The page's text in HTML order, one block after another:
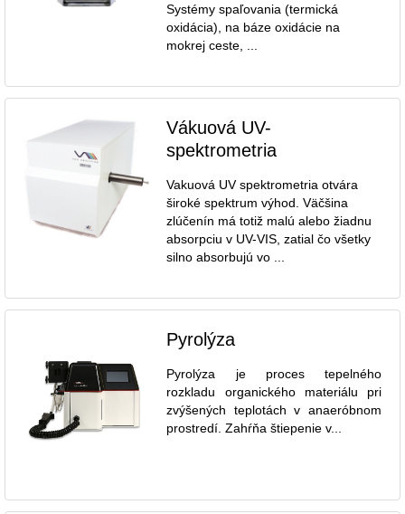
Systémy spaľovania (termická
oxidácia), na báze oxidácie na
mokrej ceste, ...
Vákuová UV-
spektrometria
Vakuová UV spektrometria otvára
široké spektrum výhod. Väčšina
zlúčenín má totiž malú alebo žiadnu
absorpciu v UV-VIS, zatial čo všetky
silno absorbujú vo ...
Pyrolýza
Pyrolýza je proces tepelného
rozkladu organického materiálu pri
zvýšených teplotách v anaeróbnom
prostredí. Zahŕňa štiepenie v...